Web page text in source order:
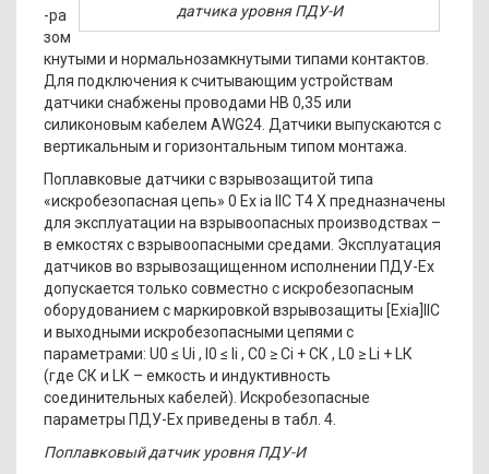
датчика уровня ПДУ-И
-ра
зом
кнутыми и нормальнозамкнутыми типами контактов.
Для подключения к считывающим устройствам
датчики снабжены проводами НВ 0,35 или
силиконовым кабелем AWG24. Датчики выпускаются с
вертикальным и горизонтальным типом монтажа.
Поплавковые датчики с взрывозащитой типа
«искробезопасная цепь» 0 Ex ia IIC T4 Х предназначены
для эксплуатации на взрывоопасных производствах –
в емкостях с взрывоопасными средами. Эксплуатация
датчиков во взрывозащищенном исполнении ПДУ-Ех
допускается только совместно с искробезопасным
оборудованием с маркировкой взрывозащиты [Exia]IIC
и выходными искробезопасными цепями с
параметрами: U0 ≤ Ui , I0 ≤ Ii , С0 ≥ Ci + СК , L0 ≥ Li + LК
(где СК и LК – емкость и индуктивность
соединительных кабелей). Искробезопасные
параметры ПДУ-Ех приведены в табл. 4.
Поплавковый датчик уровня ПДУ-И